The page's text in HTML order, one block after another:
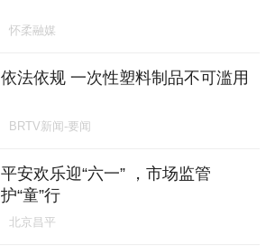
怀柔融媒
依法依规 一次性塑料制品不可滥用
BRTV新闻-要闻
平安欢乐迎“六一” ，市场监管
护“童”行
北京昌平